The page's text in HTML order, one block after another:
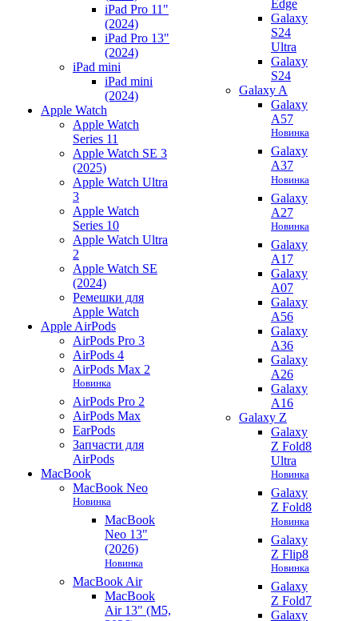
iPad Pro 11"
(2024)
iPad Pro 13"
(2024)
iPad mini
iPad mini
(2024)
Apple Watch
Apple Watch
Series 11
Apple Watch SE 3
(2025)
Apple Watch Ultra
3
Apple Watch
Series 10
Apple Watch Ultra
2
Apple Watch SE
(2024)
Ремешки для
Apple Watch
Apple AirPods
AirPods Pro 3
AirPods 4
AirPods Max 2
Новинка
AirPods Pro 2
AirPods Max
EarPods
Запчасти для
AirPods
MacBook
MacBook Neo
Новинка
MacBook
Neo 13"
(2026)
Новинка
MacBook Air
MacBook
Air 13" (M5,
Edge
Galaxy
S24
Ultra
Galaxy
S24
Galaxy A
Galaxy
A57
Новинка
Galaxy
A37
Новинка
Galaxy
A27
Новинка
Galaxy
A17
Galaxy
A07
Galaxy
A56
Galaxy
A36
Galaxy
A26
Galaxy
A16
Galaxy Z
Galaxy
Z Fold8
Ultra
Новинка
Galaxy
Z Fold8
Новинка
Galaxy
Z Flip8
Новинка
Galaxy
Z Fold7
Galaxy